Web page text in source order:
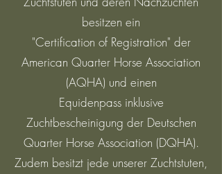
besitzen ein
"Certification of Registration" der
American Quarter Horse Association
(AQHA) und einen
Equidenpass inklusive
Zuchtbescheinigung der Deutschen
Quarter Horse Association (DQHA).
Zudem besitzt jede unserer Zuchtstuten,